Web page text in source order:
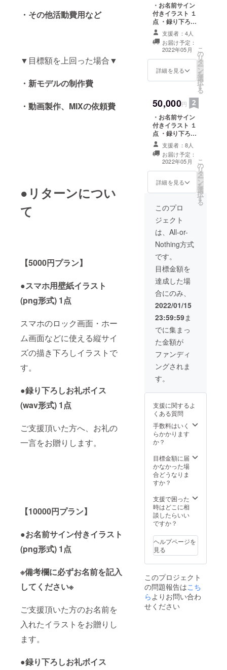
・その他活動費用など
▼目標額を上回った場合▼
・新モデルの制作費
・動画製作、MIXの依頼費
●リターンについ
て
【5000円プラン】
●スマホ用壁紙イラスト
(png形式) 1点
スマホのロック画面・ホー
ム画面などに使える縦サイ
ズの描き下ろしイラストで
す。
●録り下ろしお礼ボイス
(wav形式) 1点
ご支援頂いた方へ、お礼の
一言をお贈りします。
【10000円プラン】
●お名前サイン付きイラスト
(png形式) 1点
※備考欄に必ずお名前を記入
してください※
ご支援頂いた方のお名前を
入れたイラストをお贈りし
ます。
●録り下ろしお礼ボイス
・お名前サイン
付きイラスト １
点 ・録り下ろし
お礼ボイス １点
・録り下ろしお
礼動画 １点 ・シ
チュエーション
ボイス ２点 ・リ
クエストボイス
に必ず『お名
前』『リクエス
ト内容』を記入
してください※
支援者：4人
お届け予定：
2022年05月
詳細を見る
こ
の
リ
タ
ー
ン
を
選
択
す
る
50,000円
・お名前サイン
付きイラスト １
点 ・録り下ろし
お礼ボイス １点
・録り下ろしお
礼動画 １点 ・シ
チュエーション
ボイス ２点 ・リ
クエストボイス
ス １点 ・
Discordでお
話・ゲーム（１
～２時間程度）
※備考欄に必ず
『お名前』『リ
クエスト内容』
『Discordの
ID』を記入して
ください※
支援者：8人
お届け予定：
2022年05月
詳細を見る
こ
の
リ
タ
ー
ン
を
選
択
す
る
このプロ
ジェクト
は、All-or-
Nothing方式
です。
目標金額を
達成した場
合にのみ、
2022/01/15
23:59:59ま
でに集まっ
た金額が
ファンディ
ングされま
す。
支援に関するよ
くある質問
手数料はいく
らかかります
か？
目標金額に届
かなかった場
合どうなりま
すか？
支援で困った
時はどこに相
談したらいい
ですか？
ヘルプページを
見る
このプロジェクト
の問題報告はこち
らよりお問い合わ
せください